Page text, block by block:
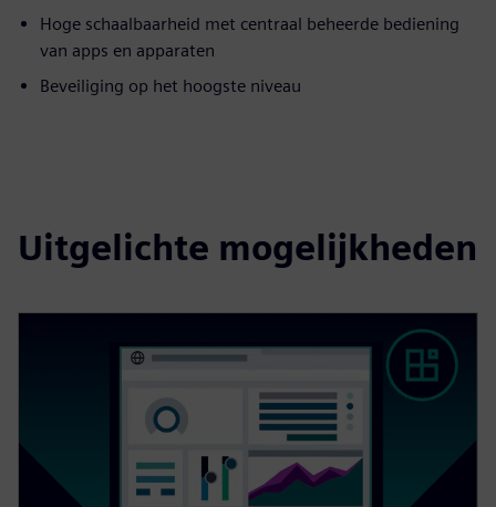
Hoge schaalbaarheid met centraal beheerde bediening
van apps en apparaten
Beveiliging op het hoogste niveau
Uitgelichte mogelijkheden